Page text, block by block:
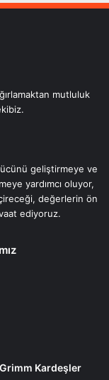
mutluluk
geliştirmeye ve
yardımcı oluyor,
değerlerin ön
ediyoruz.
Grimm Kardeşler